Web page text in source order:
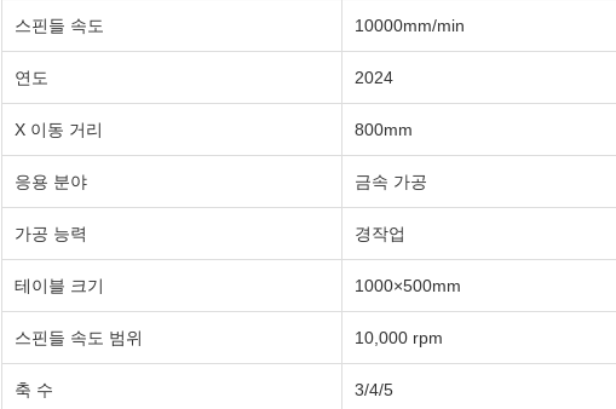
스핀들 속도 10000mm/min
연도 2024
X 이동 거리 800mm
응용 분야 금속 가공
가공 능력 경작업
테이블 크기 1000×500mm
스핀들 속도 범위 10,000 rpm
축 수 3/4/5